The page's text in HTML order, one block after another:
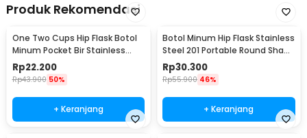
Produk Rekomendasi
One Two Cups Hip Flask Botol
Minum Pocket Bir Stainless
Steel 201 8oz - MS351
Rp22.200
Rp43.900 50%
+ Keranjang
Botol Minum Hip Flask Stainless
Steel 201 Portable Round Shape
150ml - B-5
Rp30.300
Rp55.900 46%
+ Keranjang